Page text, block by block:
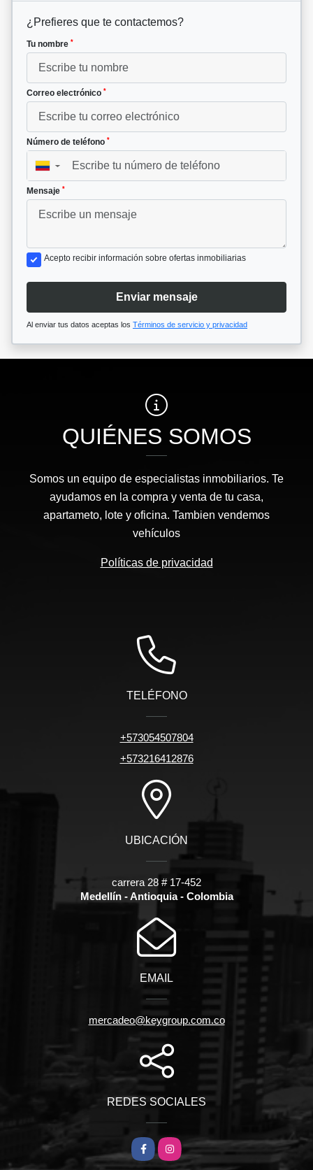
¿Prefieres que te contactemos?
Tu nombre *
Correo electrónico *
Número de teléfono *
▼
Mensaje *
Acepto recibir información sobre ofertas inmobiliarias
Enviar mensaje
Al enviar tus datos aceptas los Términos de servicio y privacidad
QUIÉNES SOMOS
Somos un equipo de especialistas inmobiliarios. Te
ayudamos en la compra y venta de tu casa,
apartameto, lote y oficina. Tambien vendemos
vehículos
Políticas de privacidad
TELÉFONO
+573054507804
+573216412876
UBICACIÓN
carrera 28 # 17-452
Medellín - Antioquia - Colombia
EMAIL
mercadeo@keygroup.com.co
REDES SOCIALES
FacebookInstagram